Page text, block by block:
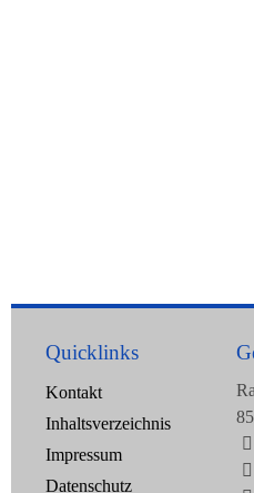
Quicklinks
Kontakt
Inhaltsverzeichnis
Impressum
Datenschutz